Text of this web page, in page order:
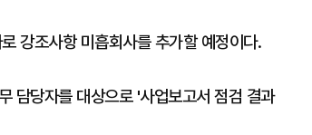
강조사항 미흡회사를 추가할 예정이다.
담당자를 대상으로 '사업보고서 점검 결과